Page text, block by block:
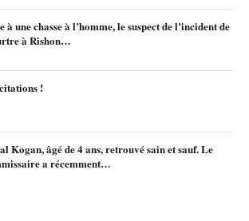
à une chasse à l’homme, le suspect de l’incident de
à Rishon…
!
Kogan, âgé de 4 ans, retrouvé sain et sauf. Le
a récemment…